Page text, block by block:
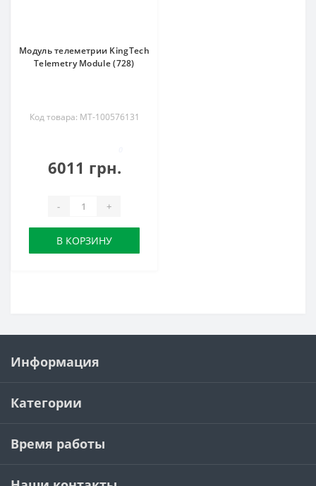
Модуль телеметрии KingTech
Telemetry Module (728)
Код товара: MT-100576131
6011 грн.
- +
В КОРЗИНУ
Информация
Категории
Время работы